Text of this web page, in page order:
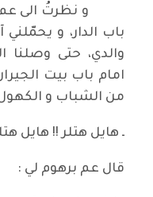
و نظرتُ الى عم
باب الدار، و
والدي، حتى وصلنا
امام باب بيت
من الشباب و
ـ هايل هتلر !! هايل
قال عم برهوم لي :